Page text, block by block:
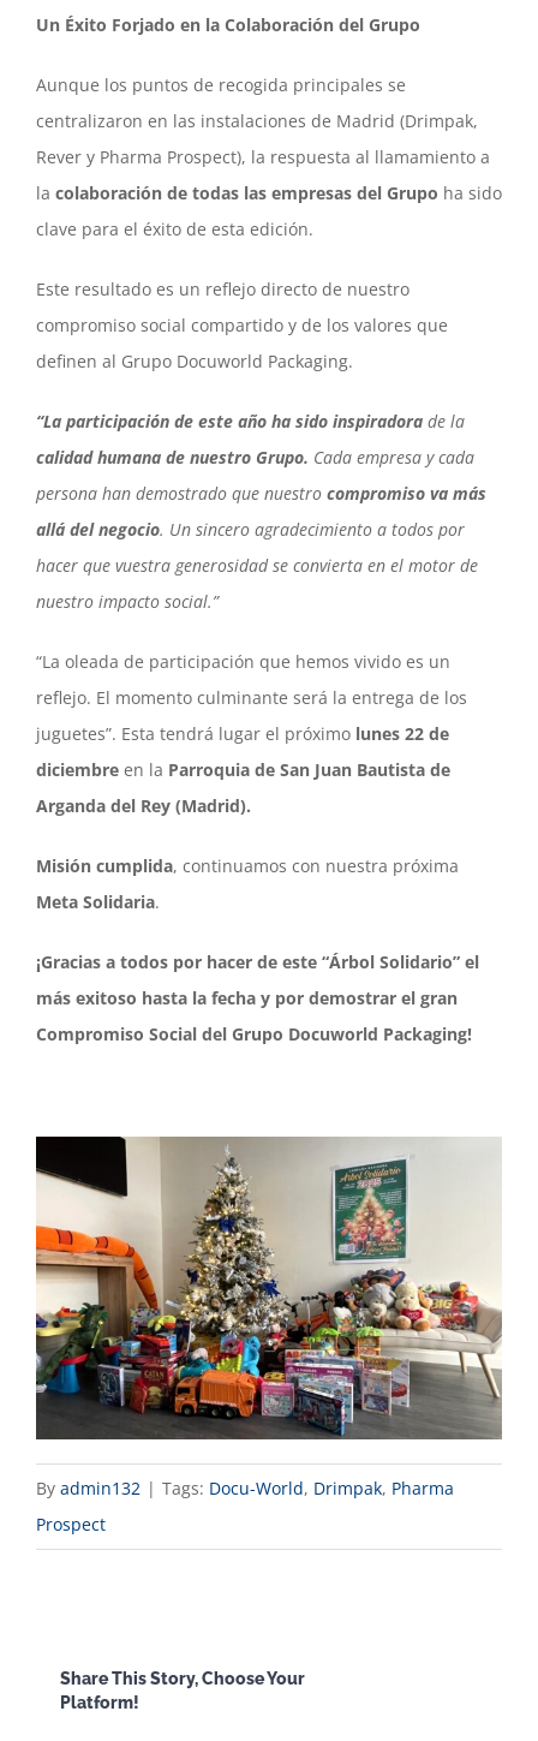
Un Éxito Forjado en la Colaboración del Grupo
Aunque los puntos de recogida principales se
centralizaron en las instalaciones de Madrid (Drimpak,
Rever y Pharma Prospect), la respuesta al llamamiento a
la colaboración de todas las empresas del Grupo ha sido
clave para el éxito de esta edición.
Este resultado es un reflejo directo de nuestro
compromiso social compartido y de los valores que
definen al Grupo Docuworld Packaging.
“La participación de este año ha sido inspiradora de la
calidad humana de nuestro Grupo. Cada empresa y cada
persona han demostrado que nuestro compromiso va más
allá del negocio. Un sincero agradecimiento a todos por
hacer que vuestra generosidad se convierta en el motor de
nuestro impacto social.”
“La oleada de participación que hemos vivido es un
reflejo. El momento culminante será la entrega de los
juguetes”. Esta tendrá lugar el próximo lunes 22 de
diciembre en la Parroquia de San Juan Bautista de
Arganda del Rey (Madrid).
Misión cumplida, continuamos con nuestra próxima
Meta Solidaria.
¡Gracias a todos por hacer de este “Árbol Solidario” el
más exitoso hasta la fecha y por demostrar el gran
Compromiso Social del Grupo Docuworld Packaging!
By admin132 | Tags: Docu-World, Drimpak, Pharma
Prospect
Share This Story, Choose Your
Platform!